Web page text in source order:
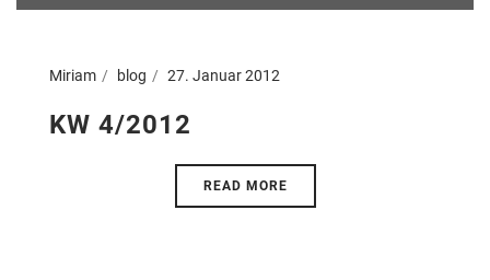
Miriam blog 27. Januar 2012
KW 4/2012
READ MORE